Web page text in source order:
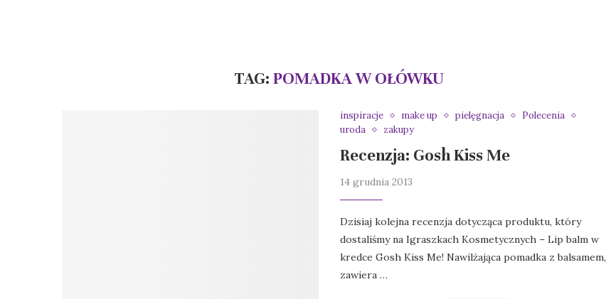
TAG: POMADKA W OŁÓWKU
inspiracje make up pielęgnacja
Polecenia
uroda
zakupy
Recenzja: Gosh Kiss Me
14 grudnia 2013
Dzisiaj kolejna recenzja dotycząca produktu, który
dostaliśmy na Igraszkach Kosmetycznych – Lip balm w
kredce Gosh Kiss Me! Nawilżająca pomadka z balsamem,
zawiera …